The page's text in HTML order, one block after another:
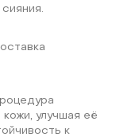
улучшая её
к